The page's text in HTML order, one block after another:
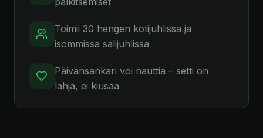
Toimii 30 hengen kotijuhlissa ja
isommissa salijuhlissa
Päivänsankari voi nauttia – setti on
lahja, ei kiusaa